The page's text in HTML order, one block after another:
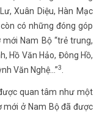
Xuân Diệu, Hàn Mạc
có những đóng góp
Nam Bộ “trẻ trung,
Hồ Văn Hảo, Đông Hồ,
Văn Nghệ...”3
quan tâm như một
mới ở Nam Bộ đã được